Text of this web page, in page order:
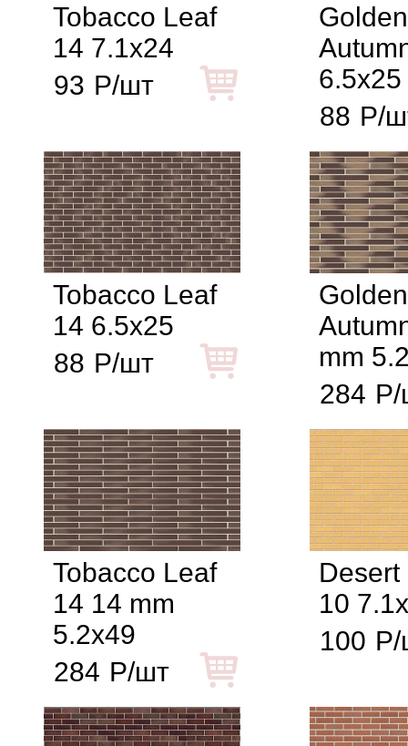
Tobacco Leaf
14 7.1x24
93 Р/шт
Golden
6.5x25
88 Р/
Tobacco Leaf
14 6.5x25
88 Р/шт
Golden
mm
284 Р/
Tobacco Leaf
14 14 mm
5.2x49
284 Р/шт
Desert
10
100 Р/